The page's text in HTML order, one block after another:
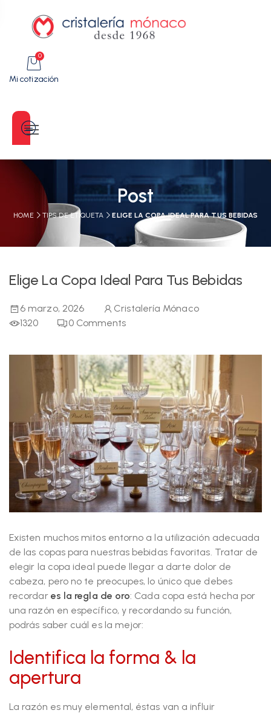
0
Mi cotización
Categorías
Post
HOME TIPS DE ETIQUETA ELIGE LA COPA IDEAL PARA TUS BEBIDAS
Elige La Copa Ideal Para Tus Bebidas
6 marzo, 2026
Cristalería Mónaco
1320
0 Comments
Existen muchos mitos entorno a la utilización adecuada
de las copas para nuestras bebidas favoritas. Tratar de
elegir la copa ideal puede llegar a darte dolor de
cabeza, pero no te preocupes, lo único que debes
recordares la regla de oro: Cada copa está hecha por
una razón en específico, y recordando su función,
podrás saber cuál es la mejor:
Identifica la forma & la
apertura
La razón es muy elemental, éstas van a influir